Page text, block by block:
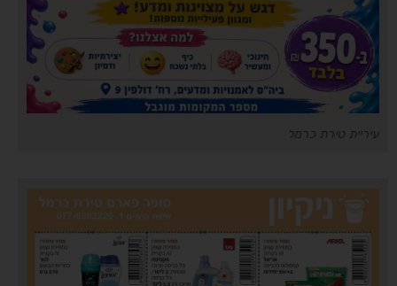
עיריית טירת כרמל